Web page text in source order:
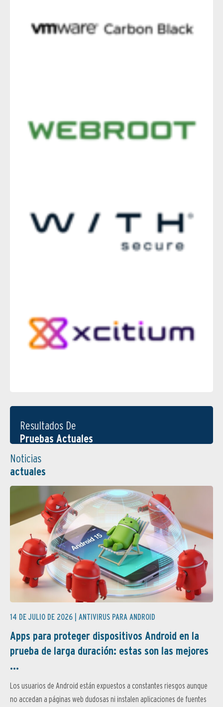
Resultados De
Pruebas Actuales
Noticias
actuales
14 DE JULIO DE 2026 | ANTIVIRUS PARA ANDROID
Apps para proteger dispositivos Android en la
prueba de larga duración: estas son las mejores
...
Los usuarios de Android están expuestos a constantes riesgos aunque
no accedan a páginas web dudosas ni instalen aplicaciones de fuentes